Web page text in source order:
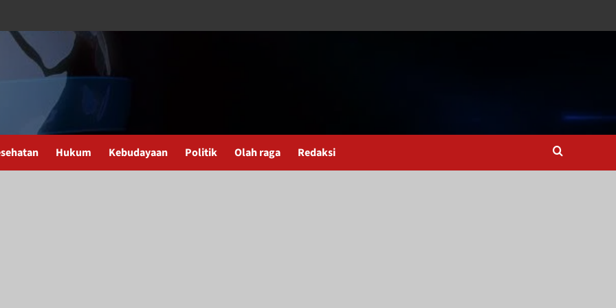
Hukum Kebudayaan Politik Olah raga Redaksi